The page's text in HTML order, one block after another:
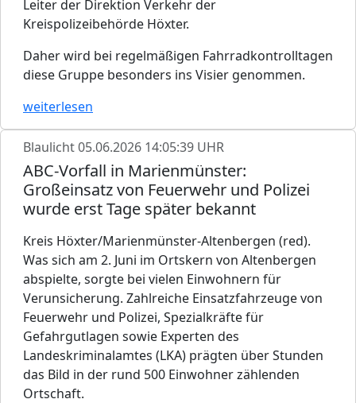
Leiter der Direktion Verkehr der
Kreispolizeibehörde Höxter.
Daher wird bei regelmäßigen Fahrradkontrolltagen
diese Gruppe besonders ins Visier genommen.
weiterlesen
Blaulicht05.06.2026 14:05:39 UHR
ABC-Vorfall in Marienmünster:
Großeinsatz von Feuerwehr und Polizei
wurde erst Tage später bekannt
Kreis Höxter/Marienmünster-Altenbergen (red).
Was sich am 2. Juni im Ortskern von Altenbergen
abspielte, sorgte bei vielen Einwohnern für
Verunsicherung. Zahlreiche Einsatzfahrzeuge von
Feuerwehr und Polizei, Spezialkräfte für
Gefahrgutlagen sowie Experten des
Landeskriminalamtes (LKA) prägten über Stunden
das Bild in der rund 500 Einwohner zählenden
Ortschaft.